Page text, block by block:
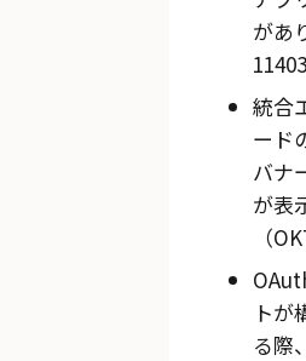
があ
統合
ード
バナ
が表
（
トが
る際